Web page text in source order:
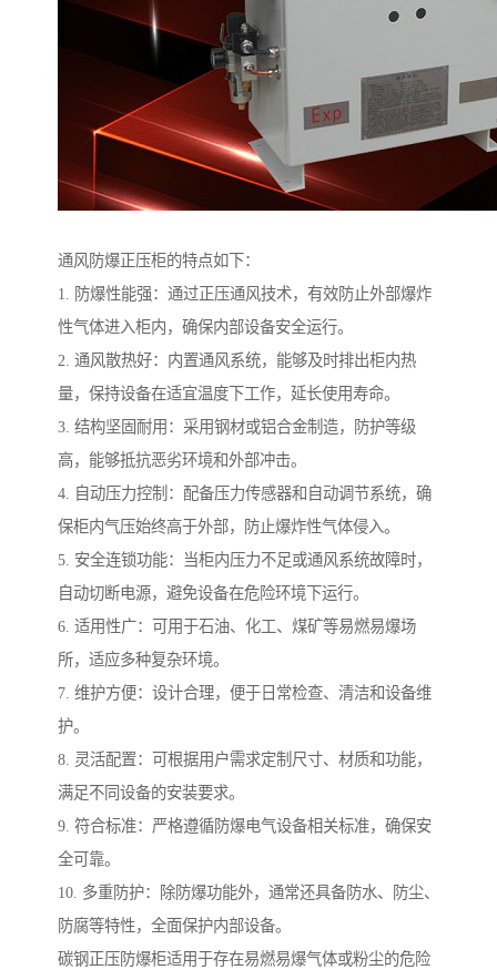
通风防爆正压柜的特点如下：
1. 防爆性能强：通过正压通风技术，有效防止外部爆炸
性气体进入柜内，确保内部设备安全运行。
2. 通风散热好：内置通风系统，能够及时排出柜内热
量，保持设备在适宜温度下工作，延长使用寿命。
3. 结构坚固耐用：采用钢材或铝合金制造，防护等级
高，能够抵抗恶劣环境和外部冲击。
4. 自动压力控制：配备压力传感器和自动调节系统，确
保柜内气压始终高于外部，防止爆炸性气体侵入。
5. 安全连锁功能：当柜内压力不足或通风系统故障时，
自动切断电源，避免设备在危险环境下运行。
6. 适用性广：可用于石油、化工、煤矿等易燃易爆场
所，适应多种复杂环境。
7. 维护方便：设计合理，便于日常检查、清洁和设备维
护。
8. 灵活配置：可根据用户需求定制尺寸、材质和功能，
满足不同设备的安装要求。
9. 符合标准：严格遵循防爆电气设备相关标准，确保安
全可靠。
10. 多重防护：除防爆功能外，通常还具备防水、防尘、
防腐等特性，全面保护内部设备。
碳钢正压防爆柜适用于存在易燃易爆气体或粉尘的危险